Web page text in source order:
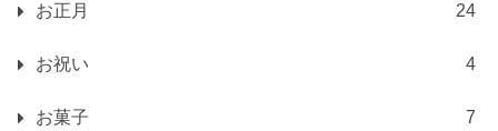
お正月 24
お祝い 4
お菓子 7